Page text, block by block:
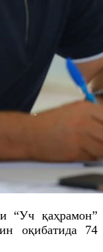
“Уч қаҳрамон”
оқибатида 74